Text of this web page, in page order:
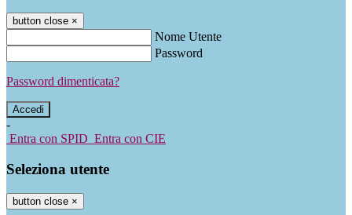
button close ×
Nome Utente
Password
Password dimenticata?
-
Entra con SPID Entra con CIE
Seleziona utente
button close ×